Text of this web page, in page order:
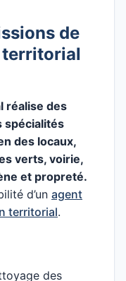
de
territorial
réalise des
spécialités
des locaux,
verts, voirie,
et propreté.
d’un agent
territorial.
des